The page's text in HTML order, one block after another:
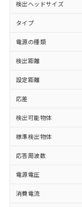
検出ヘッドサイズ
タイプ
電源の種類
検出距離
設定距離
応差
検出可能物体
標準検出物体
応答周波数
電源電圧
消費電流